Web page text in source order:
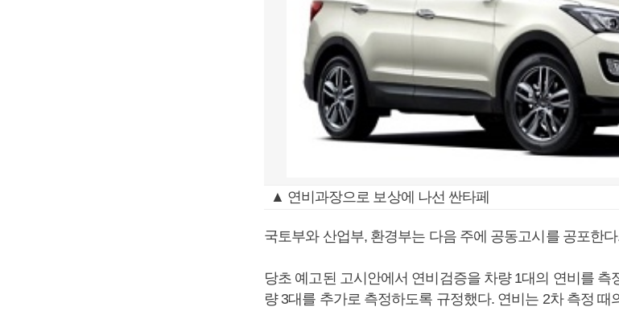
▲ 연비과장으로 보상에 나선 싼타페
국토부와 산업부, 환경부는 다음 주에 공동고시를 공포한
당초 예고된 고시안에서 연비검증을 차량 1대의 연비를
량 3대를 추가로 측정하도록 규정했다. 연비는 2차 측정 때